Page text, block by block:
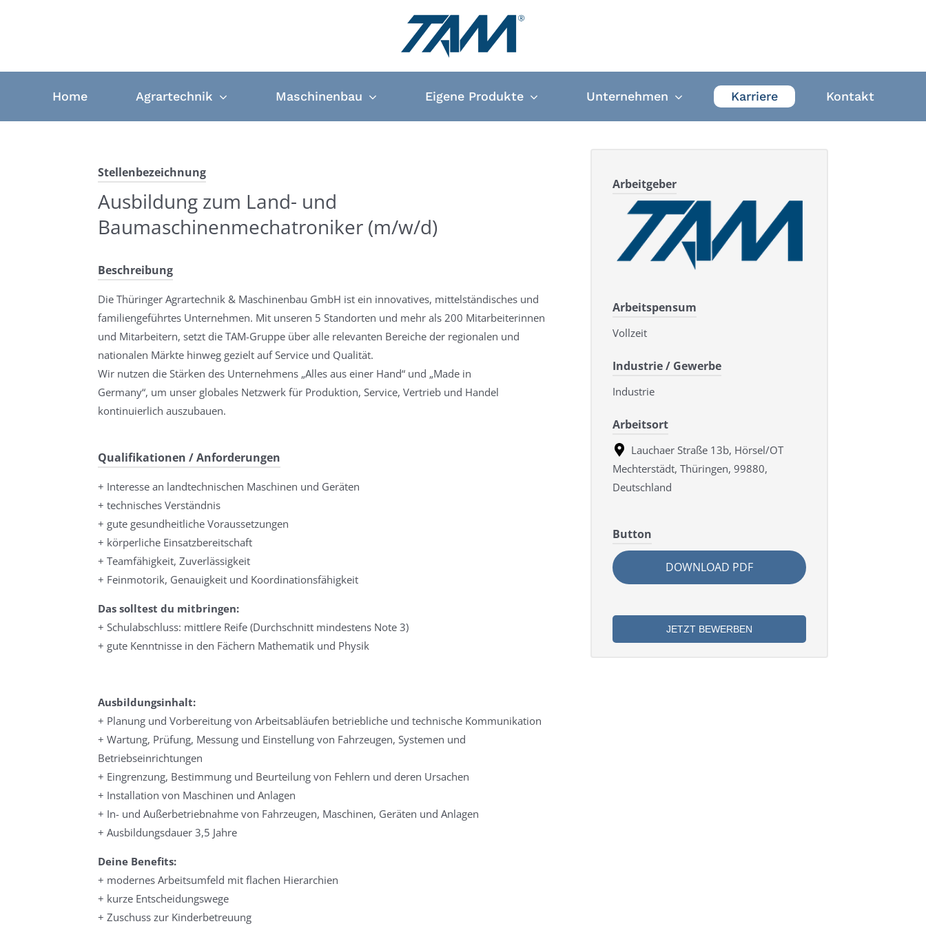
Home Agrartechnik Maschinenbau Eigene Produkte Unternehmen Karriere Kontakt
Stellenbezeichnung
Ausbildung zum Land- und
Baumaschinenmechatroniker (m/w/d)
Beschreibung
Die Thüringer Agrartechnik & Maschinenbau GmbH ist ein innovatives, mittelständisches und
familiengeführtes Unternehmen. Mit unseren 5 Standorten und mehr als 200 Mitarbeiterinnen
und Mitarbeitern, setzt die TAM-Gruppe über alle relevanten Bereiche der regionalen und
nationalen Märkte hinweg gezielt auf Service und Qualität.
Wir nutzen die Stärken des Unternehmens „Alles aus einer Hand“ und „Made in
Germany“, um unser globales Netzwerk für Produktion, Service, Vertrieb und Handel
kontinuierlich auszubauen.
Qualifikationen / Anforderungen
+ Interesse an landtechnischen Maschinen und Geräten
+ technisches Verständnis
+ gute gesundheitliche Voraussetzungen
+ körperliche Einsatzbereitschaft
+ Teamfähigkeit, Zuverlässigkeit
+ Feinmotorik, Genauigkeit und Koordinationsfähigkeit
Das solltest du mitbringen:
+ Schulabschluss: mittlere Reife (Durchschnitt mindestens Note 3)
+ gute Kenntnisse in den Fächern Mathematik und Physik
Ausbildungsinhalt:
+ Planung und Vorbereitung von Arbeitsabläufen betriebliche und technische Kommunikation
+ Wartung, Prüfung, Messung und Einstellung von Fahrzeugen, Systemen und
Betriebseinrichtungen
+ Eingrenzung, Bestimmung und Beurteilung von Fehlern und deren Ursachen
+ Installation von Maschinen und Anlagen
+ In- und Außerbetriebnahme von Fahrzeugen, Maschinen, Geräten und Anlagen
+ Ausbildungsdauer 3,5 Jahre
Deine Benefits:
+ modernes Arbeitsumfeld mit flachen Hierarchien
+ kurze Entscheidungswege
+ Zuschuss zur Kinderbetreuung
Arbeitgeber
Arbeitspensum
Vollzeit
Industrie / Gewerbe
Industrie
Arbeitsort
Lauchaer Straße 13b, Hörsel/OT
Mechterstädt, Thüringen, 99880,
Deutschland
Button
DOWNLOAD PDF
JETZT BEWERBEN